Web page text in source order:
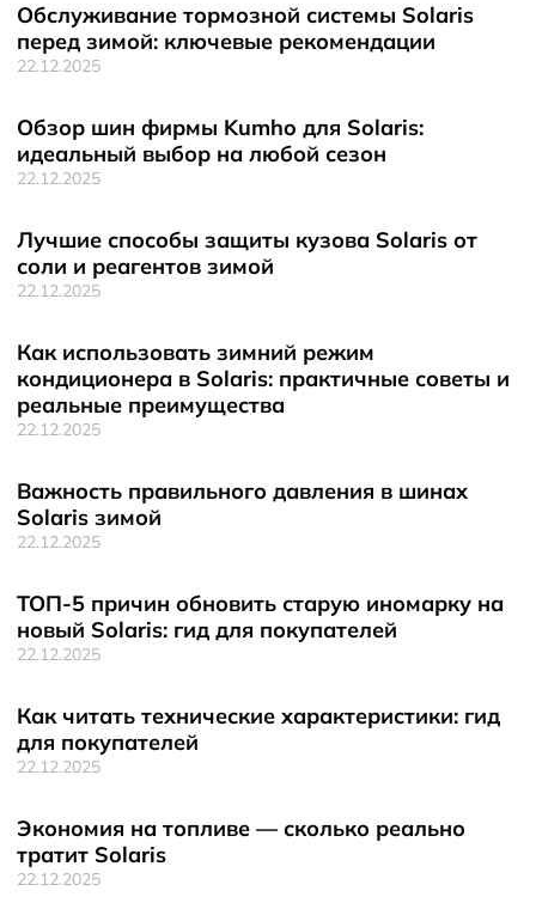
Обслуживание тормозной системы Solaris
перед зимой: ключевые рекомендации
22.12.2025
Обзор шин фирмы Kumho для Solaris:
идеальный выбор на любой сезон
22.12.2025
Лучшие способы защиты кузова Solaris от
соли и реагентов зимой
22.12.2025
Как использовать зимний режим
кондиционера в Solaris: практичные советы и
реальные преимущества
22.12.2025
Важность правильного давления в шинах
Solaris зимой
22.12.2025
ТОП-5 причин обновить старую иномарку на
новый Solaris: гид для покупателей
22.12.2025
Как читать технические характеристики: гид
для покупателей
22.12.2025
Экономия на топливе — сколько реально
тратит Solaris
22.12.2025